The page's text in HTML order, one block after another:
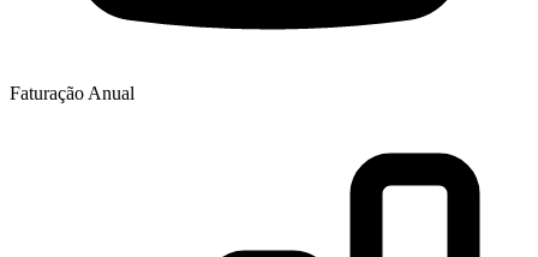
Faturação Anual